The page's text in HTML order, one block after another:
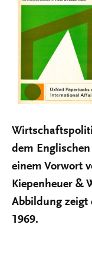
dem
einem Vorwort
Kiepenheuer &
Abbildung zeigt
1969.